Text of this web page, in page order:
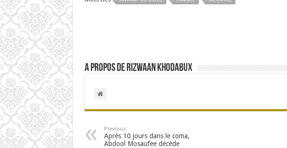
A propos de Rizwaan Khodabux
Previous
Après 10 jours dans le coma,
Abdool Mosaufee décède